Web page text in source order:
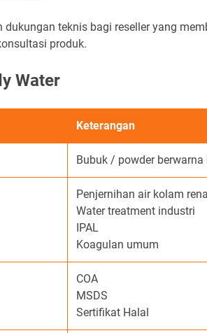
dukungan teknis bagi reseller yang
produk.
Water
Keterangan
Bubuk / powder berwarna
Penjernihan air kolam
Water treatment industri
IPAL
Koagulan umum
COA
MSDS
Sertifikat Halal